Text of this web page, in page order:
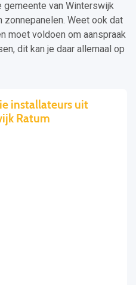
van Winterswijk
zonnepanelen. Weet ook dat
moet voldoen om aanspraak
dit kan je daar allemaal op
installateurs uit
Ratum